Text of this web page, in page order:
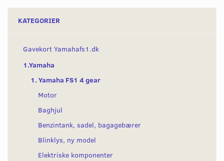
KATEGORIER
Gavekort Yamahafs1.dk
1.Yamaha
1. Yamaha FS1 4 gear
Motor
Baghjul
Benzintank, sadel, bagagebærer
Blinklys, ny model
Elektriske komponenter